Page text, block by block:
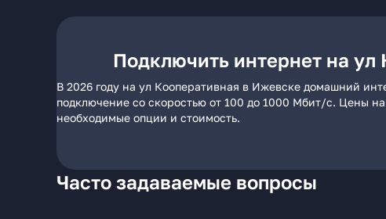
Подключить интернет на
В 2026 году на ул Кооперативная в Ижевске домашний
подключение со скоростью от 100 до 1000 Мбит/с. Цены
необходимые опции и стоимость.
Часто задаваемые вопросы